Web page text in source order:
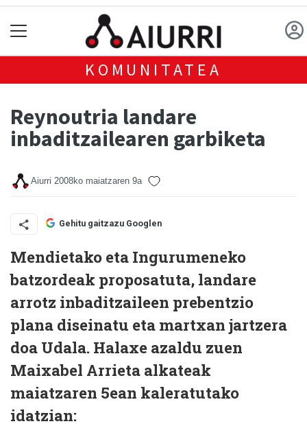
KOMUNITATEA
Reynoutria landare
inbaditzailearen garbiketa
Aiurri 2008ko maiatzaren 9a
Gehitu gaitzazu Googlen
Mendietako eta Ingurumeneko
batzordeak proposatuta, landare
arrotz inbaditzaileen prebentzio
plana diseinatu eta martxan jartzera
doa Udala. Halaxe azaldu zuen
Maixabel Arrieta alkateak
maiatzaren 5ean kaleratutako
idatzian: